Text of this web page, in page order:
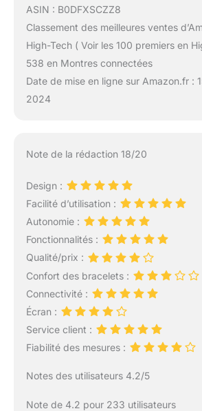
l'exercice et
【Montre
multifonction
montre
le
le contrôle
fonction de
potable, la
multilingue,
santé,
luminosité,
déranger,
mot de
l'écran, etc.
cadrans de
peuvent être
et
temps. Et
choisir votre
ASIN : B0DFXSCZZ8
Classement des meilleures ventes
High-Tech ( Voir les 100 premiers en
538 en Montres connectées
Date de mise en ligne sur Amazon.fr :
2024
Note de la rédaction 18/20
Design :
Facilité d’utilisation :
Autonomie :
Fonctionnalités :
Qualité/prix :
Confort des bracelets :
Connectivité :
Écran :
Service client :
Fiabilité des mesures :
Notes des utilisateurs 4.2/5
Note de 4.2 pour 233 utilisateurs